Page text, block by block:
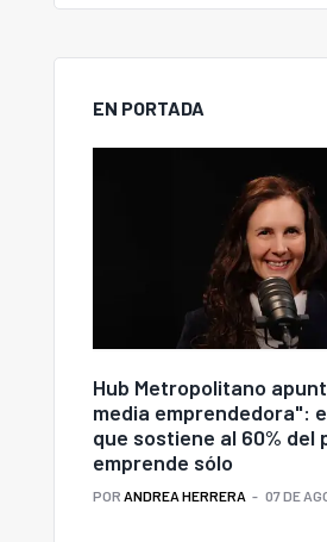
EN PORTADA
Hub Metropolitano
media emprendedora":
que sostiene al 60% del
emprende sólo
POR ANDREA HERRERA 07 DE